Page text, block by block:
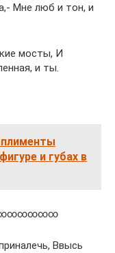
Мне люб и тон, и
мосты, И
и ты.
и губах в
Ввысь